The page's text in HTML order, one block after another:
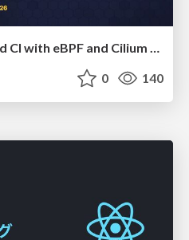
Detecting Compromised CI with eBPF and Cilium Tetragon
0 140